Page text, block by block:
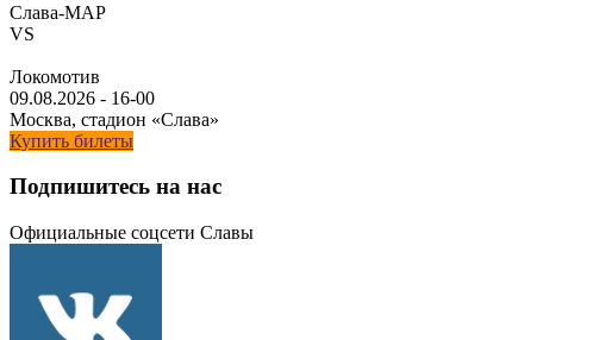
Слава-МАР
VS
Локомотив
09.08.2026 - 16-00
Москва, стадион «Слава»
Купить билеты
Подпишитесь на нас
Официальные соцсети Славы